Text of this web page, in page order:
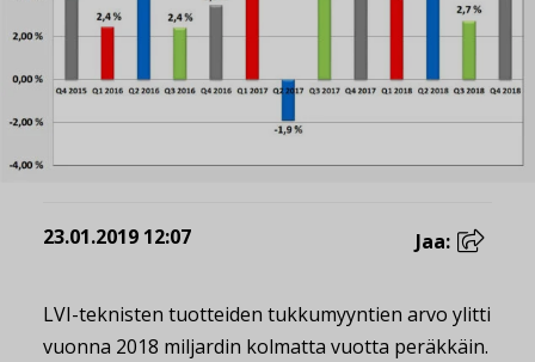
23.01.2019 12:07 Jaa:
LVI-teknisten tuotteiden tukkumyyntien arvo ylitti
vuonna 2018 miljardin kolmatta vuotta peräkkäin.